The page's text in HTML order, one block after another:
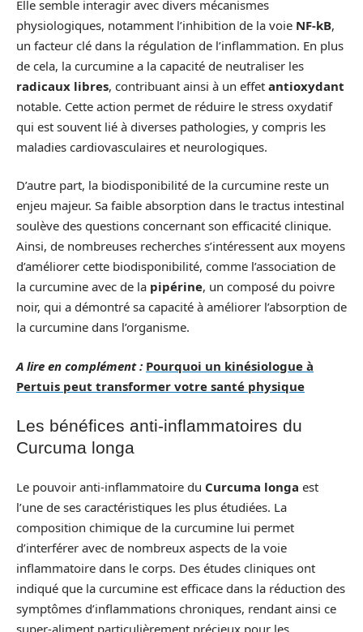
Elle semble interagir avec divers mécanismes
physiologiques, notamment l’inhibition de la voie NF-kB,
un facteur clé dans la régulation de l’inflammation. En plus
de cela, la curcumine a la capacité de neutraliser les
radicaux libres, contribuant ainsi à un effet antioxydant
notable. Cette action permet de réduire le stress oxydatif
qui est souvent lié à diverses pathologies, y compris les
maladies cardiovasculaires et neurologiques.
D’autre part, la biodisponibilité de la curcumine reste un
enjeu majeur. Sa faible absorption dans le tractus intestinal
soulève des questions concernant son efficacité clinique.
Ainsi, de nombreuses recherches s’intéressent aux moyens
d’améliorer cette biodisponibilité, comme l’association de
la curcumine avec de la pipérine, un composé du poivre
noir, qui a démontré sa capacité à améliorer l’absorption de
la curcumine dans l’organisme.
A lire en complément : Pourquoi un kinésiologue à
Pertuis peut transformer votre santé physique
Les bénéfices anti-inflammatoires du
Curcuma longa
Le pouvoir anti-inflammatoire du Curcuma longa est
l’une de ses caractéristiques les plus étudiées. La
composition chimique de la curcumine lui permet
d’interférer avec de nombreux aspects de la voie
inflammatoire dans le corps. Des études cliniques ont
indiqué que la curcumine est efficace dans la réduction des
symptômes d’inflammations chroniques, rendant ainsi ce
super-aliment particulièrement précieux pour les